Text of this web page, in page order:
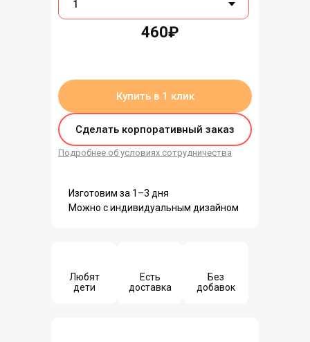
Купить в 1 клик
Сделать корпоративный заказ
Подробнее об условиях сотрудничества
Любят
дети
Есть
доставка
Без
добавок
460₽
Изготовим за 1–3 дня
Можно с индивидуальным дизайном